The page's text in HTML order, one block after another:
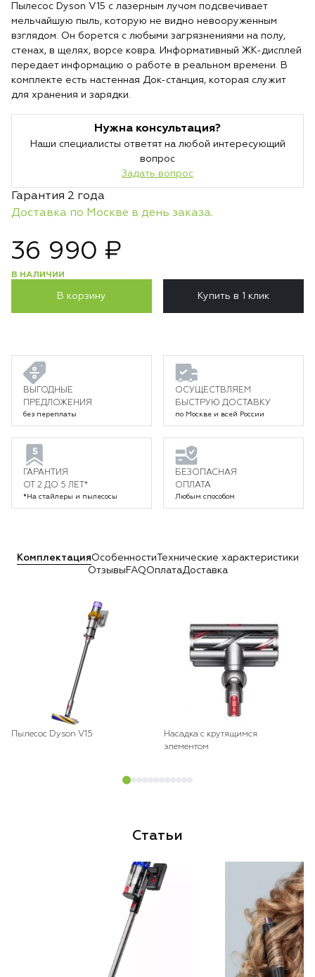
Пылесос Dyson V15 с лазерным лучом подсвечивает
мельчайшую пыль, которую не видно невооруженным
взглядом. Он борется с любыми загрязнениями на полу,
стенах, в щелях, ворсе ковра. Информативный ЖК-дисплей
передает информацию о работе в реальном времени. В
комплекте есть настенная Док-станция, которая служит
для хранения и зарядки.
Нужна консультация?
Наши специалисты ответят на любой интересующий
вопрос
Задать вопрос
Гарантия 2 года
Доставка по Москве в день заказа.
36 990 ₽
В НАЛИЧИИ
В корзину Купить в 1 клик
ВЫГОДНЫЕ
ПРЕДЛОЖЕНИЯ
без переплаты
ОСУЩЕСТВЛЯЕМ
БЫСТРУЮ ДОСТАВКУ
по Москве и всей России
ГАРАНТИЯ
ОТ 2 ДО 5 ЛЕТ*
*На стайлеры и пылесосы
БЕЗОПАСНАЯ
ОПЛАТА
Любым способом
КомплектацияОсобенности Технические характеристики
Отзывы FAQОплатаДоставка
Пылесос Dyson V15
Насадка с крутящимся
элементом
Статьи